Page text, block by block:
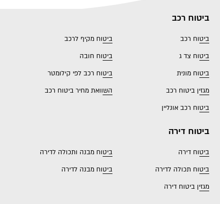
ביטוח רכב
ביטוח רכב
ביטוח מקיף לרכב
ביטוח צד ג
ביטוח חובה
ביטוח מונית
ביטוח רכב לפי קילומטר
מגזין ביטוח רכב
השוואת מחיר ביטוח רכב
ביטוח רכב אונליין
ביטוח דירה
ביטוח דירה
ביטוח מבנה ותכולה לדירה
ביטוח תכולה לדירה
ביטוח מבנה לדירה
מגזין ביטוח דירה